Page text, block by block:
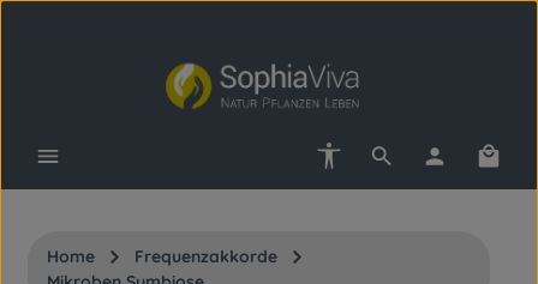
Zum Hauptinhalt springen
Werkzeugleiste anzeigen
Home
Frequenzakkorde